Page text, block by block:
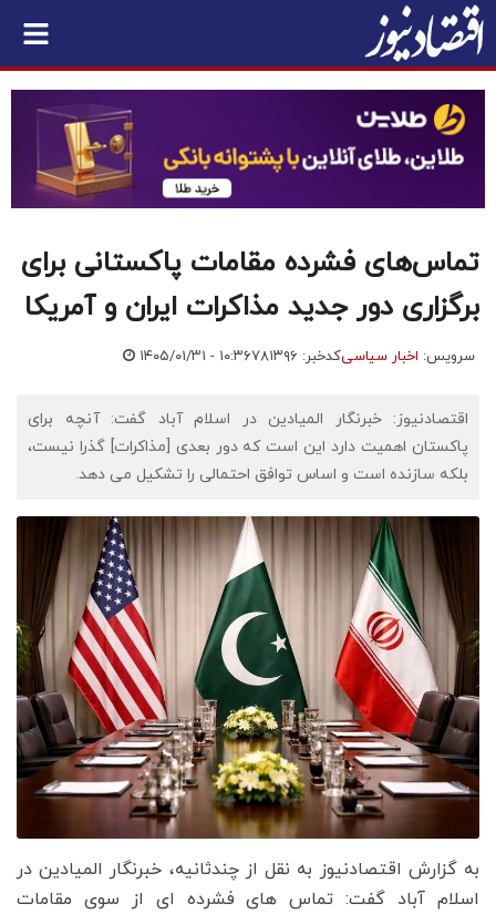
تماس‌های فشرده مقامات پاکستانی برای
برگزاری دور جدید مذاکرات ایران و آمریکا
سرویس: اخبار سیاسیکدخبر: ۷۸۱۳۹۶ ۱۴۰۵/۰۱/۳۱ - ۱۰:۳۶
اقتصادنیوز: خبرنگار المیادین در اسلام آباد گفت: آنچه برای
پاکستان اهمیت دارد این است که دور بعدی [مذاکرات] گذرا نیست،
بلکه سازنده است و اساس توافق احتمالی را تشکیل می دهد.
به گزارش اقتصادنیوز به نقل از چندثانیه، خبرنگار المیادین در
اسلام آباد گفت: تماس های فشرده ای از سوی مقامات